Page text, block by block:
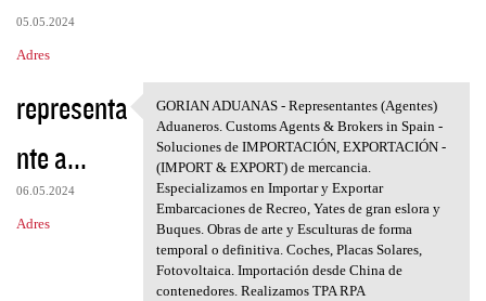
05.05.2024
Adres
representa
nte a...
06.05.2024
Adres
GORIAN ADUANAS -
GORIAN ADUANAS - Representantes (Agentes)
Aduaneros. Customs Agents & Brokers in Spain -
Soluciones de IMPORTACIÓN, EXPORTACIÓN -
(IMPORT & EXPORT) de mercancia.
Especializamos en Importar y Exportar
Embarcaciones de Recreo, Yates de gran eslora y
Buques. Obras de arte y Esculturas de forma
temporal o definitiva. Coches, Placas Solares,
Fotovoltaica. Importación desde China de
contenedores. Realizamos TPA RPA